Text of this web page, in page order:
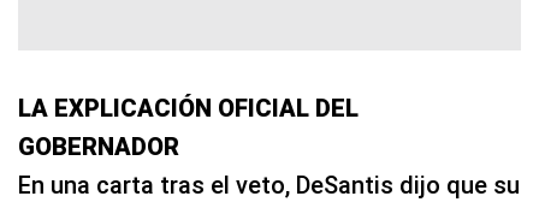
LA EXPLICACIÓN OFICIAL DEL
GOBERNADOR
En una carta tras el veto, DeSantis dijo que su